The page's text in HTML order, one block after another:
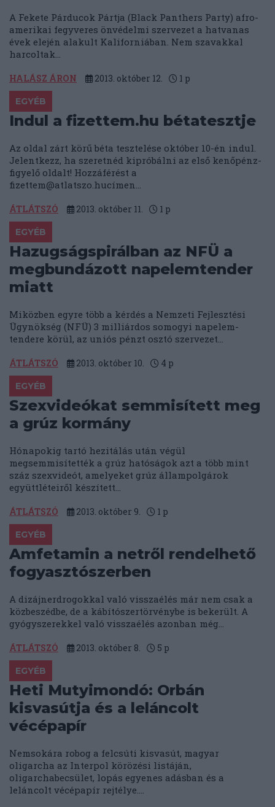
A Fekete Párducok Pártja (Black Panthers Party) afro-
amerikai fegyveres önvédelmi szervezet a hatvanas
évek elején alakult Kaliforniában. Nem szavakkal
harcoltak...
HALÁSZ ÁRON 2013. október 12. 1 p
EGYÉB
Indul a fizettem.hu bétatesztje
Az oldal zárt körű béta tesztelése október 10-én indul.
Jelentkezz, ha szeretnéd kipróbálni az első kenőpénz-
figyelő oldalt! Hozzáférést a
fizettem@atlatszo.hucímen...
ÁTLÁTSZÓ 2013. október 11. 1 p
EGYÉB
Hazugságspirálban az NFÜ a
megbundázott napelemtender
miatt
Miközben egyre több a kérdés a Nemzeti Fejlesztési
Ügynökség (NFÜ) 3 milliárdos somogyi napelem-
tendere körül, az uniós pénzt osztó szervezet...
ÁTLÁTSZÓ 2013. október 10. 4 p
EGYÉB
Szexvideókat semmisített meg
a grúz kormány
Hónapokig tartó hezitálás után végül
megsemmisítették a grúz hatóságok azt a több mint
száz szexvideót, amelyeket grúz állampolgárok
együttléteiről készített...
ÁTLÁTSZÓ 2013. október 9. 1 p
EGYÉB
Amfetamin a netről rendelhető
fogyasztószerben
A dizájnerdrogokkal való visszaélés már nem csak a
közbeszédbe, de a kábítószertörvénybe is bekerült. A
gyógyszerekkel való visszaélés azonban még...
ÁTLÁTSZÓ 2013. október 8. 5 p
EGYÉB
Heti Mutyimondó: Orbán
kisvasútja és a leláncolt
vécépapír
Nemsokára robog a felcsúti kisvasút, magyar
oligarcha az Interpol körözési listáján,
oligarchabecsület, lopás egyenes adásban és a
leláncolt vécépapír rejtélye....